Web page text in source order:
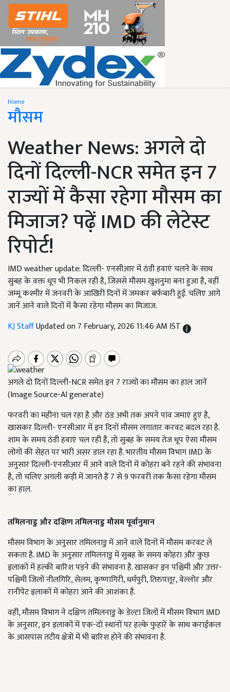
Home
मौसम
Weather News: अगले दो
दिनों दिल्ली-NCR समेत इन 7
राज्यों में कैसा रहेगा मौसम का
मिजाज? पढ़ें IMD की लेटेस्ट
रिपोर्ट!
IMD weather update: दिल्ली- एनसीआर में ठंडी हवाएं चलने के साथ
सुबह के वक्त धूप भी निकल रही है, जिससे मौसम खुशनुमा बना हुआ है, वहीं
जम्मू कश्मीर में जनवरी के आखिरी दिनों में जमकर बर्फबारी हुई. चलिए आगे
जानें आने वाले दिनों में कैसा रहेगा मौसम का मिजाज.
KJ StaffUpdated on 7 February, 2026 11:46 AM IST
अगले दो दिनों दिल्ली-NCR समेत इन 7 राज्यों का मौसम का हाल जानें
(Image Source-AI generate)
फरवरी का महीना चल रहा है और ठंड अभी तक अपने पांव जमाएं हुए है,
खासकर दिल्ली- एनसीआर में इन दिनों मौसम लगातार करवट बदल रहा है.
शाम के समय ठंडी हवाएं चल रही है, तो सुबह के समय तेज धूप ऐसा मौसम
लोगों की सेहत पर भारी असर डाल रहा है. भारतीय मौसम विभाग IMD के
अनुसार दिल्ली-एनसीआर में आने वाले दिनों में कोहरा बने रहने की संभावना
है, तो चलिए अगली कड़ी में जानते हैं 7 से 9 फरवरी तक कैसा रहेगा मौसम
का हाल.
तमिलनाडु और दक्षिण तमिलनाडु मौसम पूर्वानुमान
मौसम विभाग के अनुसार तमिलनाडु में आने वाले दिनों में मौसम करवट ले
सकता है. IMD के अनुसार तमिलनाडु में सुबह के समय कोहरा और कुछ
इलाकों में हल्की बारिश पड़ने की संभावना है. खासकर इन पश्चिमी और उत्तर-
पश्चिमी जिलों नीलगिरि, सेलम, कृष्णागिरी, धर्मपुरी, तिरुपत्तूर, वेल्लोर और
रानीपेट इलाकों में कोहरा आने की आशंका है.
वहीं, मौसम विभाग ने दक्षिण तमिलनाडु के डेल्टा जिलों में मौसम विभाग IMD
के अनुसार, इन इलाकों में एक-दो स्थानों पर हल्के फुहारें के साथ कराईकल
के आसपास तटीय क्षेत्रों में भी बारिश होने की संभावना है.